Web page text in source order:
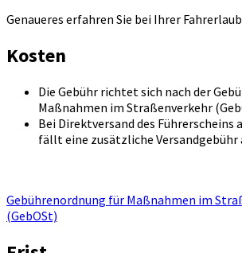
Genaueres erfahren Sie bei Ihrer
Kosten
Die Gebühr richtet sich nach der
Maßnahmen im Straßenverkehr
Bei Direktversand des Führerscheins
fällt eine zusätzliche Versandgebühr
Gebührenordnung für Maßnahmen im
(GebOSt)